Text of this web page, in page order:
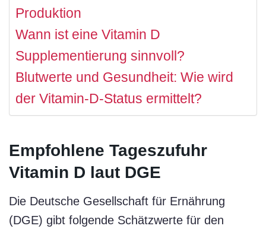
Produktion
Wann ist eine Vitamin D
Supplementierung sinnvoll?
Blutwerte und Gesundheit: Wie wird
der Vitamin-D-Status ermittelt?
Empfohlene Tageszufuhr
Vitamin D laut DGE
Die Deutsche Gesellschaft für Ernährung
(DGE) gibt folgende Schätzwerte für den